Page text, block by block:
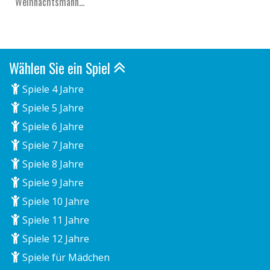
Wählen Sie ein Spiel
Spiele 4 Jahre
Spiele 5 Jahre
Spiele 6 Jahre
Spiele 7 Jahre
Spiele 8 Jahre
Spiele 9 Jahre
Spiele 10 Jahre
Spiele 11 Jahre
Spiele 12 Jahre
Spiele für Mädchen